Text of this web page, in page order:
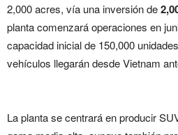
2,000 acres, vía una inversión de
planta comenzará operaciones en
capacidad inicial de 150,000
vehículos llegarán desde Vietnam
La planta se centrará en producir